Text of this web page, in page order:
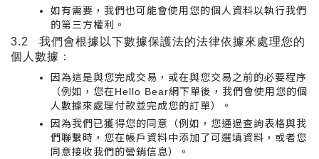
如有需要，我們也可能會使用您的個人資料以執行我們
的第三方權利。
3.2 我們會根據以下數據保護法的法律依據來處理您的
個人數據：
因為這是與您完成交易，或在與您交易之前的必要程序
（例如，您在Hello Bear網下單後，我們會使用您的個
人數據來處理付款並完成您的訂單）。
因為我們已獲得您的同意（例如，您通過查詢表格與我
們聯繫時，您在帳戶資料中添加了可選填資料，或者您
同意接收我們的營銷信息）。